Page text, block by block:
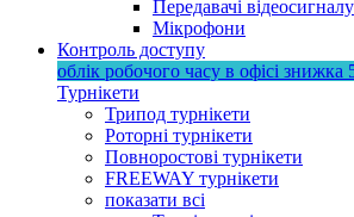
Передавачі відеосигналу
Мікрофони
Контроль доступу
облік робочого часу в офісі знижка
Турнікети
Трипод турнікети
Роторні турнікети
Повноростові турнікети
FREEWAY турнікети
показати всі